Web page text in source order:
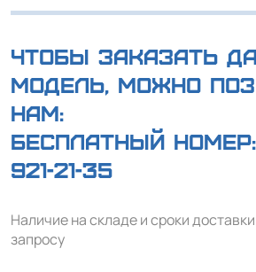
Чтобы заказать
модель, можно
нам:
Бесплатный номер:
921-21-35
Наличие на складе и сроки
запросу